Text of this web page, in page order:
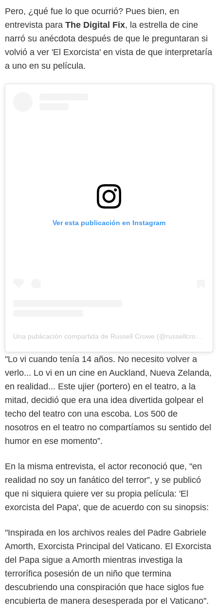
Pero, ¿qué fue lo que ocurrió? Pues bien, en
entrevista para The Digital Fix, la estrella de cine
narró su anécdota después de que le preguntaran si
volvió a ver 'El Exorcista' en vista de que interpretaría
a uno en su película.
Ver esta publicación en Instagram
Una publicación compartida de Russell Crowe (@russellcrowe)
"Lo vi cuando tenía 14 años. No necesito volver a
verlo... Lo vi en un cine en Auckland, Nueva Zelanda,
en realidad... Este ujier (portero) en el teatro, a la
mitad, decidió que era una idea divertida golpear el
techo del teatro con una escoba. Los 500 de
nosotros en el teatro no compartíamos su sentido del
humor en ese momento”.
En la misma entrevista, el actor reconoció que, "en
realidad no soy un fanático del terror”, y se publicó
que ni siquiera quiere ver su propia película: 'El
exorcista del Papa', que de acuerdo con su sinopsis:
"Inspirada en los archivos reales del Padre Gabriele
Amorth, Exorcista Principal del Vaticano. El Exorcista
del Papa sigue a Amorth mientras investiga la
terrorífica posesión de un niño que termina
descubriendo una conspiración que hace siglos fue
encubierta de manera desesperada por el Vaticano".